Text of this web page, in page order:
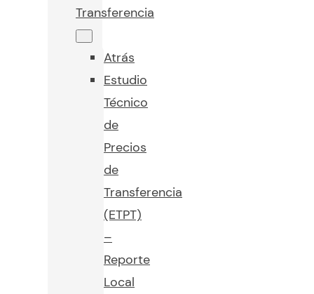
Transferencia
Atrás
Estudio
Técnico
de
Precios
de
Transferencia
(ETPT)
–
Reporte
Local